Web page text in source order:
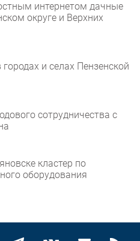
интернетом дачные
округе и Верхних
и селах Пензенской
сотрудничества с
кластер по
оборудования